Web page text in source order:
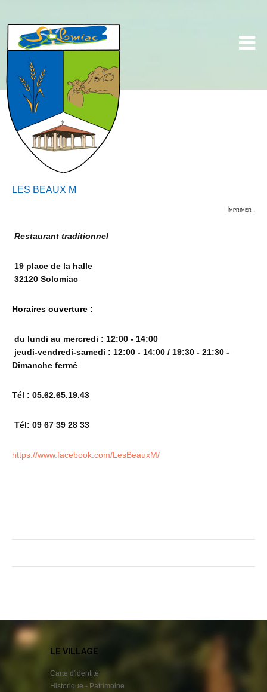
LES BEAUX M
Imprimer ,
Restaurant traditionnel
19 place de la halle
32120 Solomiac
Horaires ouverture :
du lundi au mercredi : 12:00 - 14:00
jeudi-vendredi-samedi : 12:00 - 14:00 / 19:30 - 21:30 -
Dimanche fermé
Tél : 05.62.65.19.43
Tél: 09 67 39 28 33
https://www.facebook.com/LesBeauxM/
LE VILLAGE
Carte d'identité
Historique - Patrimoine